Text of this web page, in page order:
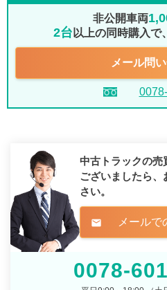
非公開車両
2台 以上の同時購入で
メール問
中古トラックの売
ございましたら、
さい。
mail メールで
0078-